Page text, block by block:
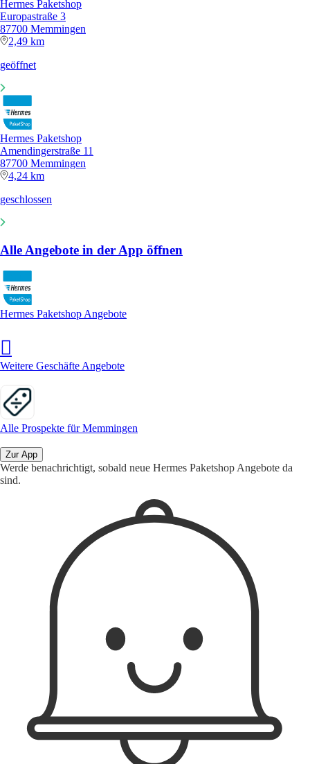
Hermes Paketshop
Europastraße 3
87700 Memmingen
2,49 km
geöffnet
Hermes Paketshop
Amendingerstraße 11
87700 Memmingen
4,24 km
geschlossen
Alle Angebote in der App öffnen
Hermes Paketshop Angebote
Weitere Geschäfte Angebote
Alle Prospekte für Memmingen
Zur App
Werde benachrichtigt, sobald neue Hermes Paketshop Angebote da
sind.